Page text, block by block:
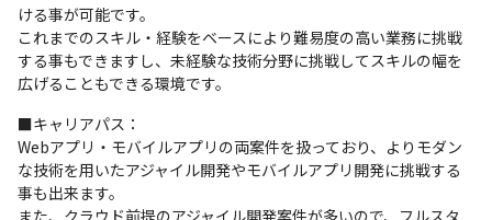
ける事が可能です。
これまでのスキル・経験をベースにより難易度の高い業務に挑戦
する事もできますし、未経験な技術分野に挑戦してスキルの幅を
広げることもできる環境です。
■キャリアパス：
Webアプリ・モバイルアプリの両案件を扱っており、よりモダン
な技術を用いたアジャイル開発やモバイルアプリ開発に挑戦する
事も出来ます。
また、クラウド前提のアジャイル開発案件が多いので、フルスタ